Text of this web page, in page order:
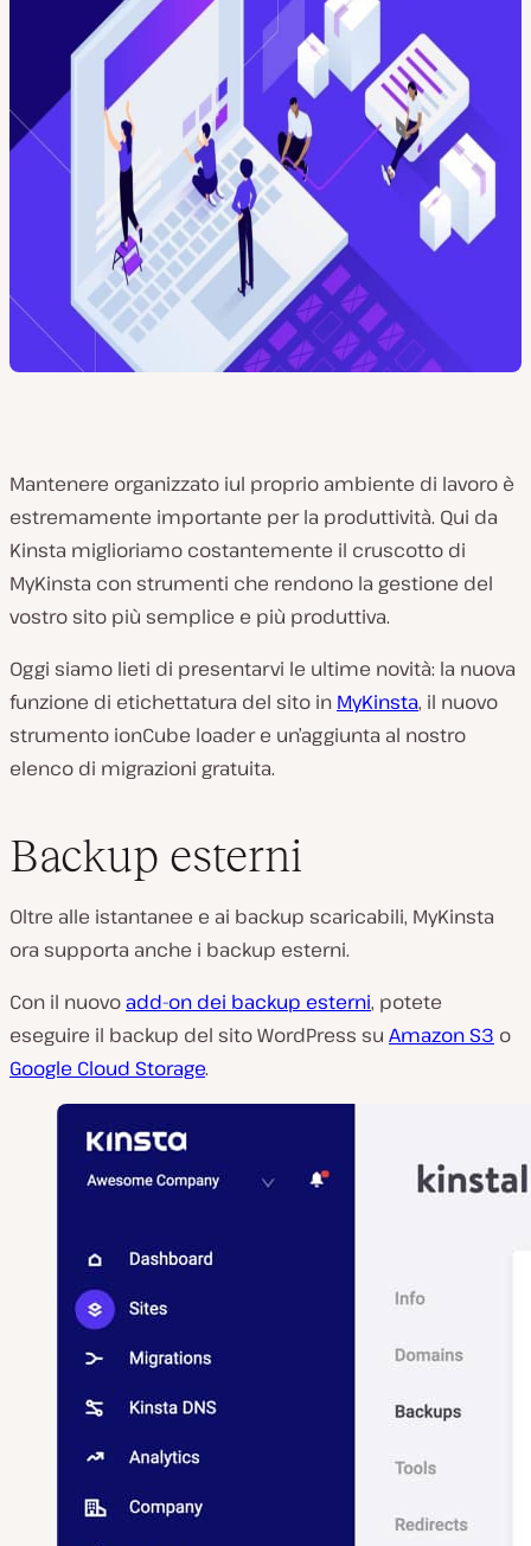
Mantenere organizzato iul proprio ambiente di lavoro è
estremamente importante per la produttività. Qui da
Kinsta miglioriamo costantemente il cruscotto di
MyKinsta con strumenti che rendono la gestione del
vostro sito più semplice e più produttiva.
Oggi siamo lieti di presentarvi le ultime novità: la nuova
funzione di etichettatura del sito in MyKinsta, il nuovo
strumento ionCube loader e un’aggiunta al nostro
elenco di migrazioni gratuita.
Backup esterni
Oltre alle istantanee e ai backup scaricabili, MyKinsta
ora supporta anche i backup esterni.
Con il nuovo add-on dei backup esterni, potete
eseguire il backup del sito WordPress su Amazon S3 o
Google Cloud Storage.